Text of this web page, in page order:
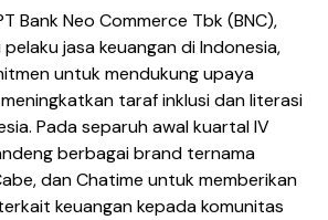
Bank Neo Commerce Tbk (BNC),
jasa keuangan di Indonesia,
untuk mendukung upaya
taraf inklusi dan literasi
Pada separuh awal kuartal IV
berbagai brand ternama
dan Chatime untuk memberikan
keuangan kepada komunitas